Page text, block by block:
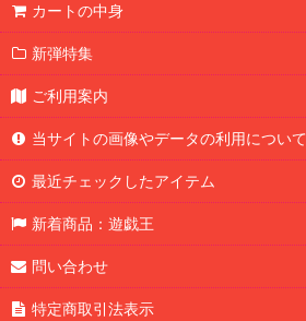
カートの中身
新弾特集
ご利用案内
当サイトの画像やデータの利用について
最近チェックしたアイテム
新着商品：遊戯王
問い合わせ
特定商取引法表示